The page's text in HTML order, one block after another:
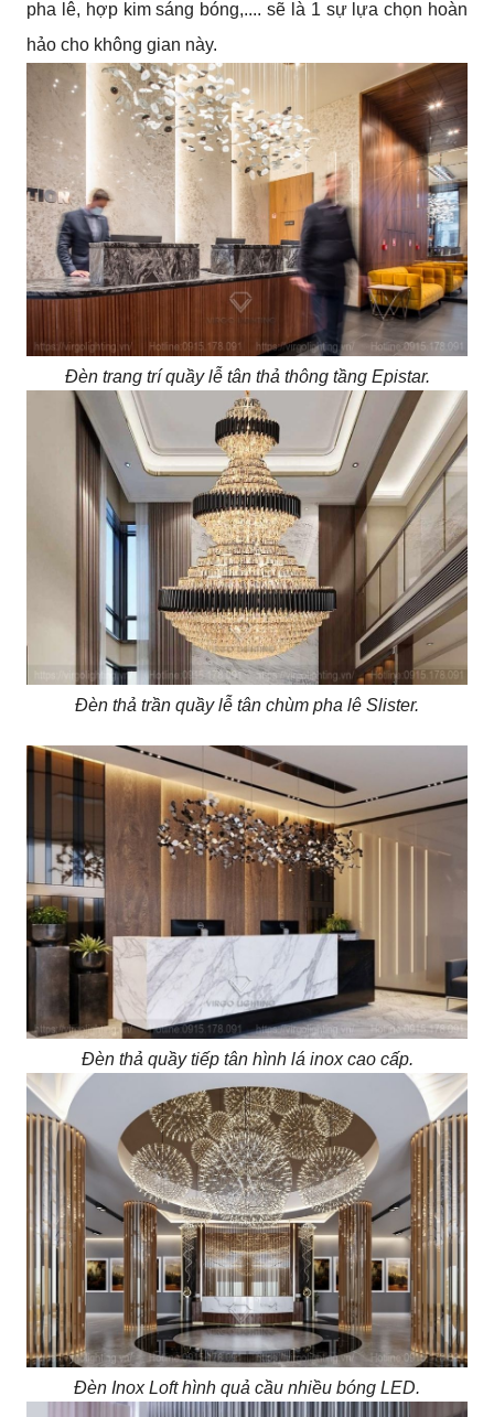
pha lê, hợp kim sáng bóng,.... sẽ là 1 sự lựa chọn hoàn
hảo cho không gian này.
Đèn trang trí quầy lễ tân thả thông tầng Epistar.
Đèn thả trần quầy lễ tân chùm pha lê Slister.
Đèn thả quầy tiếp tân hình lá inox cao cấp.
Đèn Inox Loft hình quả cầu nhiều bóng LED.